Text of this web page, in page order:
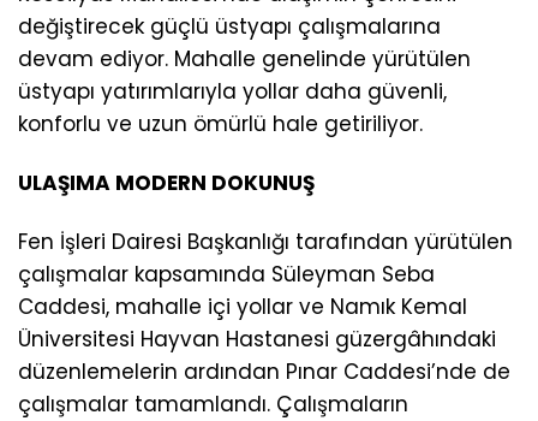
değiştirecek güçlü üstyapı çalışmalarına
devam ediyor. Mahalle genelinde yürütülen
üstyapı yatırımlarıyla yollar daha güvenli,
konforlu ve uzun ömürlü hale getiriliyor.
ULAŞIMA MODERN DOKUNUŞ
Fen İşleri Dairesi Başkanlığı tarafından yürütülen
çalışmalar kapsamında Süleyman Seba
Caddesi, mahalle içi yollar ve Namık Kemal
Üniversitesi Hayvan Hastanesi güzergâhındaki
düzenlemelerin ardından Pınar Caddesi’nde de
çalışmalar tamamlandı. Çalışmaların